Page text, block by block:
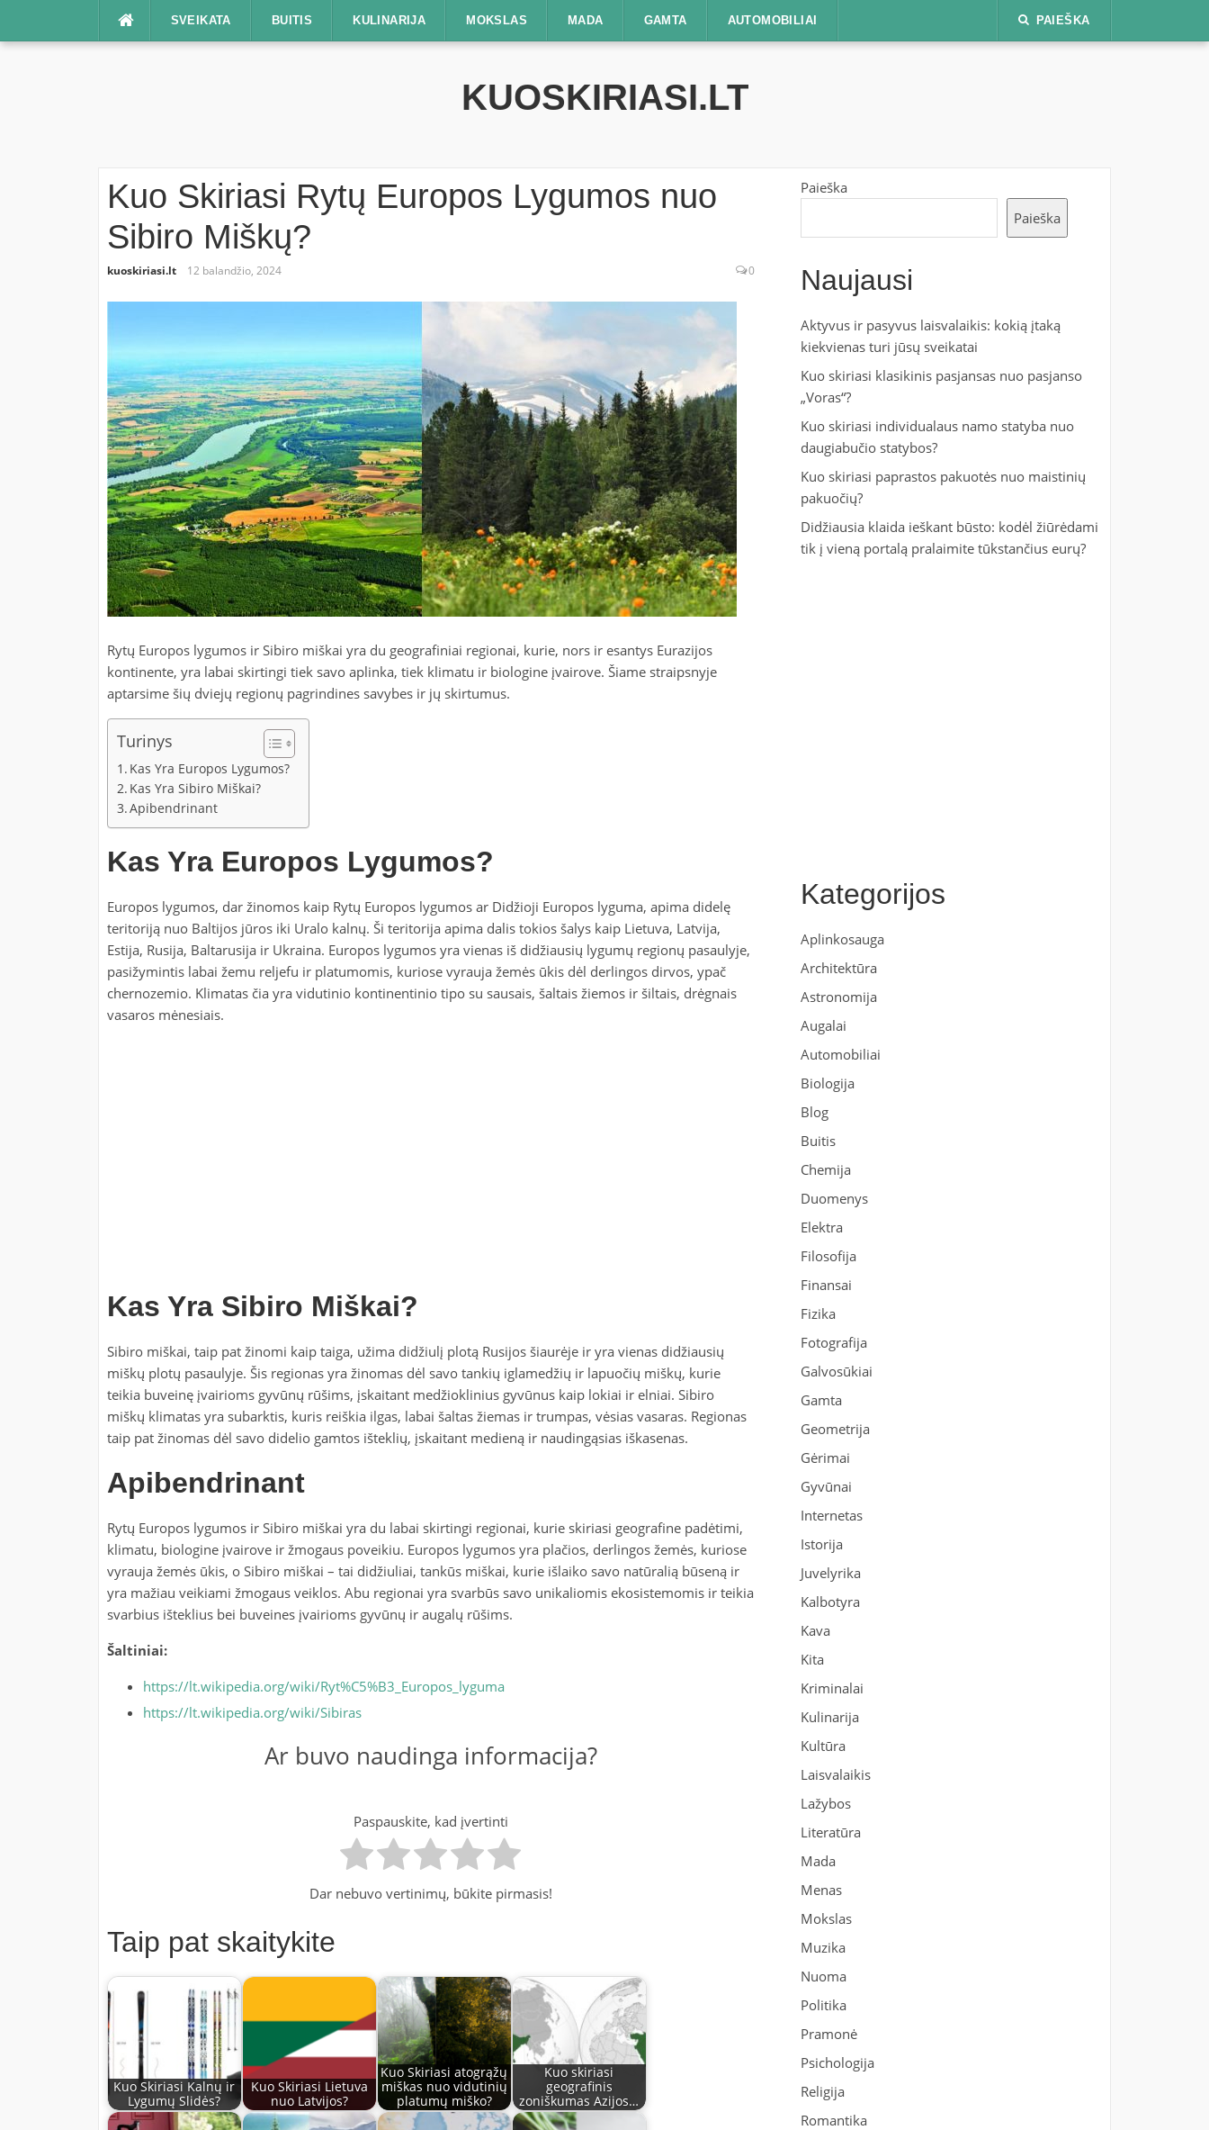
SVEIKATA BUITIS KULINARIJA MOKSLAS MADA GAMTA AUTOMOBILIAI PAIEŠKA
KUOSKIRIASI.LT
Kuo Skiriasi Rytų Europos Lygumos nuo
Sibiro Miškų?
kuoskiriasi.lt 12 balandžio, 2024 0
Rytų Europos lygumos ir Sibiro miškai yra du geografiniai regionai, kurie, nors ir esantys Eurazijos
kontinente, yra labai skirtingi tiek savo aplinka, tiek klimatu ir biologine įvairove. Šiame straipsnyje
aptarsime šių dviejų regionų pagrindines savybes ir jų skirtumus.
Turinys
Kas Yra Europos Lygumos?
Kas Yra Sibiro Miškai?
Apibendrinant
Kas Yra Europos Lygumos?
Europos lygumos, dar žinomos kaip Rytų Europos lygumos ar Didžioji Europos lyguma, apima didelę
teritoriją nuo Baltijos jūros iki Uralo kalnų. Ši teritorija apima dalis tokios šalys kaip Lietuva, Latvija,
Estija, Rusija, Baltarusija ir Ukraina. Europos lygumos yra vienas iš didžiausių lygumų regionų pasaulyje,
pasižymintis labai žemu reljefu ir platumomis, kuriose vyrauja žemės ūkis dėl derlingos dirvos, ypač
chernozemio. Klimatas čia yra vidutinio kontinentinio tipo su sausais, šaltais žiemos ir šiltais, drėgnais
vasaros mėnesiais.
Kas Yra Sibiro Miškai?
Sibiro miškai, taip pat žinomi kaip taiga, užima didžiulį plotą Rusijos šiaurėje ir yra vienas didžiausių
miškų plotų pasaulyje. Šis regionas yra žinomas dėl savo tankių iglamedžių ir lapuočių miškų, kurie
teikia buveinę įvairioms gyvūnų rūšims, įskaitant medžioklinius gyvūnus kaip lokiai ir elniai. Sibiro
miškų klimatas yra subarktis, kuris reiškia ilgas, labai šaltas žiemas ir trumpas, vėsias vasaras. Regionas
taip pat žinomas dėl savo didelio gamtos išteklių, įskaitant medieną ir naudingąsias iškasenas.
Apibendrinant
Rytų Europos lygumos ir Sibiro miškai yra du labai skirtingi regionai, kurie skiriasi geografine padėtimi,
klimatu, biologine įvairove ir žmogaus poveikiu. Europos lygumos yra plačios, derlingos žemės, kuriose
vyrauja žemės ūkis, o Sibiro miškai – tai didžiuliai, tankūs miškai, kurie išlaiko savo natūralią būseną ir
yra mažiau veikiami žmogaus veiklos. Abu regionai yra svarbūs savo unikaliomis ekosistemomis ir teikia
svarbius išteklius bei buveines įvairioms gyvūnų ir augalų rūšims.
Šaltiniai:
https://lt.wikipedia.org/wiki/Ryt%C5%B3_Europos_lyguma
https://lt.wikipedia.org/wiki/Sibiras
Ar buvo naudinga informacija?
Paspauskite, kad įvertinti
Dar nebuvo vertinimų, būkite pirmasis!
Taip pat skaitykite
Kuo Skiriasi Kalnų ir
Lygumų Slidės?
Kuo Skiriasi Lietuva
nuo Latvijos?
Kuo Skiriasi atogrąžų
miškas nuo vidutinių
platumų miško?
Kuo skiriasi
geografinis
zoniškumas Azijos…
Paieška
Paieška
Naujausi
Aktyvus ir pasyvus laisvalaikis: kokią įtaką
kiekvienas turi jūsų sveikatai
Kuo skiriasi klasikinis pasjansas nuo pasjanso
„Voras“?
Kuo skiriasi individualaus namo statyba nuo
daugiabučio statybos?
Kuo skiriasi paprastos pakuotės nuo maistinių
pakuočių?
Didžiausia klaida ieškant būsto: kodėl žiūrėdami
tik į vieną portalą pralaimite tūkstančius eurų?
Kategorijos
Aplinkosauga
Architektūra
Astronomija
Augalai
Automobiliai
Biologija
Blog
Buitis
Chemija
Duomenys
Elektra
Filosofija
Finansai
Fizika
Fotografija
Galvosūkiai
Gamta
Geometrija
Gėrimai
Gyvūnai
Internetas
Istorija
Juvelyrika
Kalbotyra
Kava
Kita
Kriminalai
Kulinarija
Kultūra
Laisvalaikis
Lažybos
Literatūra
Mada
Menas
Mokslas
Muzika
Nuoma
Politika
Pramonė
Psichologija
Religija
Romantika